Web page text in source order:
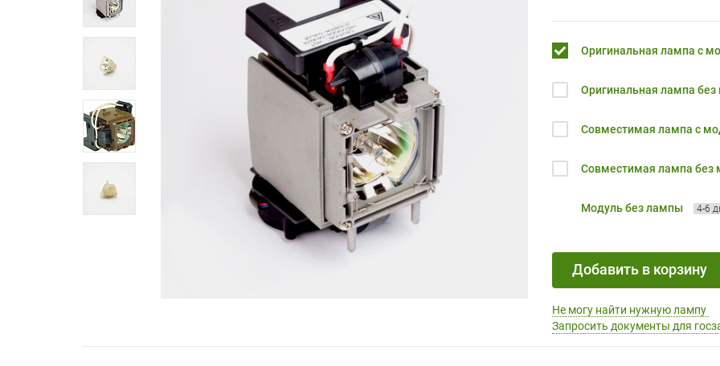
Оригинальная лампа с
Оригинальная лампа без
Совместимая лампа с
Совместимая лампа без
Модуль без лампы 4-6
Добавить в корзину
Не могу найти нужную лампу
Запросить документы для